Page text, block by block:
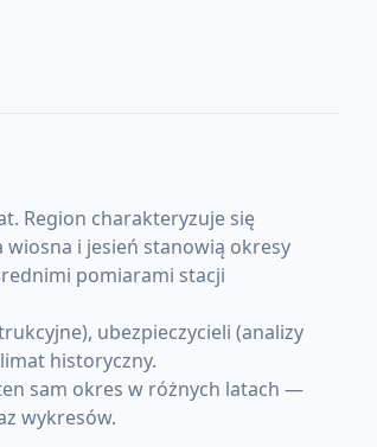
Region charakteryzuje się
wiosna i jesień stanowią okresy
pomiarami stacji
ubezpieczycieli (analizy
historyczny.
sam okres w różnych latach —
wykresów.